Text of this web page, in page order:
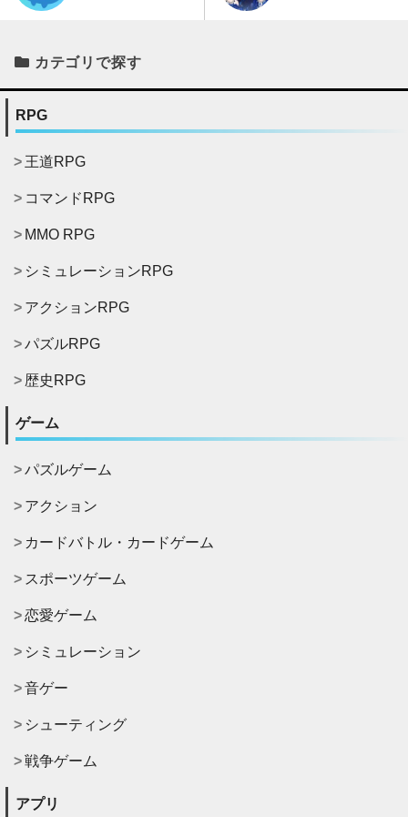
カテゴリで探す
RPG
王道RPG
コマンドRPG
MMO RPG
シミュレーションRPG
アクションRPG
パズルRPG
歴史RPG
ゲーム
パズルゲーム
アクション
カードバトル・カードゲーム
スポーツゲーム
恋愛ゲーム
シミュレーション
音ゲー
シューティング
戦争ゲーム
アプリ